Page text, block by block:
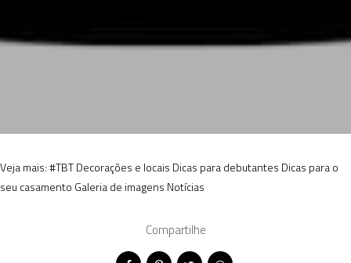
Veja mais:#TBTDecorações e locais Dicas para debutantes Dicas para o
seu casamento Galeria de imagens Notícias
Compartilhe